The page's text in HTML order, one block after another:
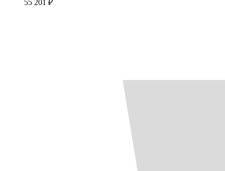
55 201 ₽